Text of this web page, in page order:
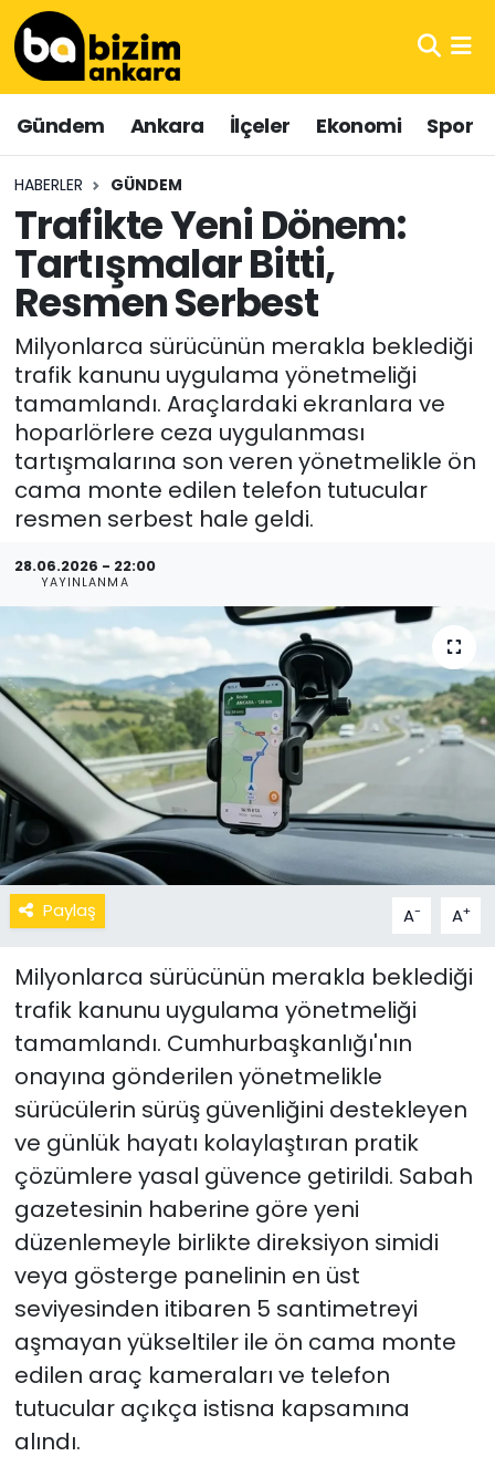
Gündem Ankara İlçeler Ekonomi Spor
HABERLER GÜNDEM
Trafikte Yeni Dönem:
Tartışmalar Bitti,
Resmen Serbest
Milyonlarca sürücünün merakla beklediği
trafik kanunu uygulama yönetmeliği
tamamlandı. Araçlardaki ekranlara ve
hoparlörlere ceza uygulanması
tartışmalarına son veren yönetmelikle ön
cama monte edilen telefon tutucular
resmen serbest hale geldi.
28.06.2026 - 22:00
YAYINLANMA
Paylaş A- A+
Milyonlarca sürücünün merakla beklediği
trafik kanunu uygulama yönetmeliği
tamamlandı. Cumhurbaşkanlığı'nın
onayına gönderilen yönetmelikle
sürücülerin sürüş güvenliğini destekleyen
ve günlük hayatı kolaylaştıran pratik
çözümlere yasal güvence getirildi. Sabah
gazetesinin haberine göre yeni
düzenlemeyle birlikte direksiyon simidi
veya gösterge panelinin en üst
seviyesinden itibaren 5 santimetreyi
aşmayan yükseltiler ile ön cama monte
edilen araç kameraları ve telefon
tutucular açıkça istisna kapsamına
alındı.
Hava Durumu
Trafik Durumu
Süper Lig Puan Durumu ve Fikstür
Tüm Manşetler
Son Dakika Haberleri
Haber Arşivi